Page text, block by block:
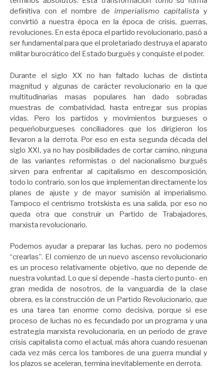
definitiva con el nombre de imperialismo capitalista y
convirtió a nuestra época en la época de crisis, guerras,
revoluciones. En esta época el partido revolucionario, pasó a
ser fundamental para que el proletariado destruya el aparato
militar burocrático del Estado burgués y conquiste el poder.
Durante el siglo XX no han faltado luchas de distinta
magnitud y algunas de carácter revolucionario en la que
multitudinarias masas populares han dado sobradas
muestras de combatividad, hasta entregar sus propias
vidas. Pero los partidos y movimientos burgueses o
pequeñoburgueses conciliadores que los dirigieron los
llevaron a la derrota. Por eso en esta segunda década del
siglo XXI, ya no hay posibilidades de cortar camino, ninguna
de las variantes reformistas o del nacionalismo burgués
sirven para enfrentar al capitalismo en descomposición,
todo lo contrario, son los que implementan directamente los
planes de ajuste y de mayor sumisión al imperialismo.
Tampoco el centrismo trotskista es una salida, por eso no
queda otra que construir un Partido de Trabajadores,
marxista revolucionario.
Podemos ayudar a preparar las luchas, pero no podemos
“crearlas”. El comienzo de un nuevo ascenso revolucionario
es un proceso relativamente objetivo, que no depende de
nuestra voluntad. Lo que sí depende –hasta cierto punto- en
gran medida de nosotros, de la vanguardia de la clase
obrera, es la construcción de un Partido Revolucionario, que
es una tarea tan enorme como decisiva, porque si ese
proceso de luchas no es fecundado por un programa y una
estrategia marxista revolucionaria, en un período de grave
crisis capitalista como el actual, más ahora cuando resuenan
cada vez más cerca los tambores de una guerra mundial y
los plazos se aceleran, termina inevitablemente en derrota.